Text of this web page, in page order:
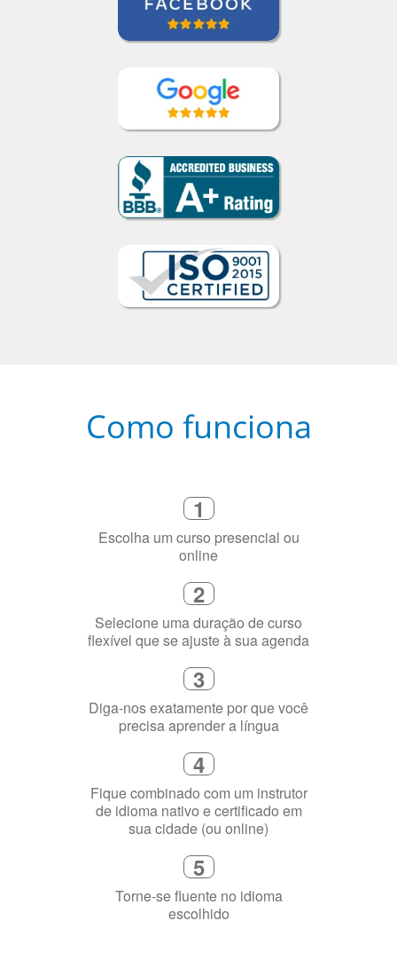
Como funciona
Escolha um curso presencial ou
online
Selecione uma duração de curso
flexível que se ajuste à sua agenda
Diga-nos exatamente por que você
precisa aprender a língua
Fique combinado com um instrutor
de idioma nativo e certificado em
sua cidade (ou online)
5
Torne-se fluente no idioma
escolhido